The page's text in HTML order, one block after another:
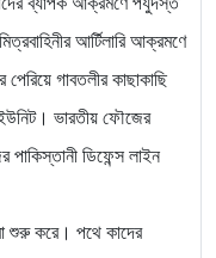
আর্টিলারি আক্রমণে
গাবতলীর কাছাকাছি
ইউনিট। ভারতীয় ফৌজের
পাকিস্তানী ডিফেন্স লাইন
শুরু করে। পথে কাদের